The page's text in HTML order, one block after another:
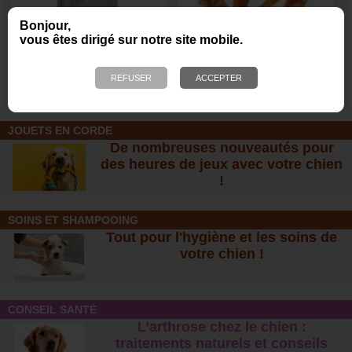
Bonjour,
vous êtes dirigé sur notre site mobile.
Profusion PREMIUM chien
12,70 €
Tendon d’Achille de
naturelle
4,60 €
JOUETS EN CORDE
De nombreuses nouveautés pour
des heures de jeux avec votre chien
!
SOINS ET SHAMPOOING
Tout pour l'hygiène et les soins de
votre chien !
CONSEIL SANTÉ
L’arthrose chez le chien :
traitements naturels et conseils